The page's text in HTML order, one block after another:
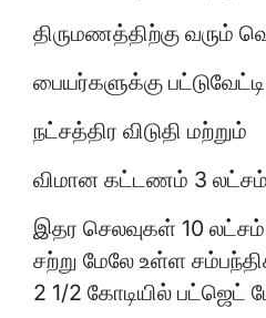
திருமணத்திற்கு வரும்
பையர்களுக்கு
நட்சத்திர விடுதி மற்றும்
விமான கட்டணம் 3
இதர செலவுகள் 10
சற்று மேலே உள்ள
2 1/2 கோடியில் பட்ஜெட்